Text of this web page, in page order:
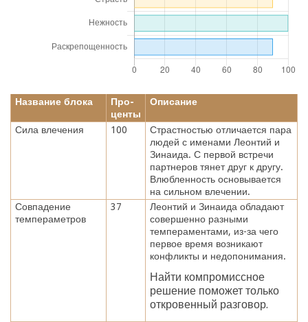
Название блока
Про-
центы
Описание
Сила влечения 100
Страстностью отличается пара
людей с именами Леонтий и
Зинаида. С первой встречи
партнеров тянет друг к другу.
Влюбленность основывается
на сильном влечении.
Совпадение
темпераметров
37
Леонтий и Зинаида обладают
совершенно разными
темпераментами, из-за чего
первое время возникают
конфликты и недопонимания.
Найти компромиссное
решение поможет только
откровенный разговор.